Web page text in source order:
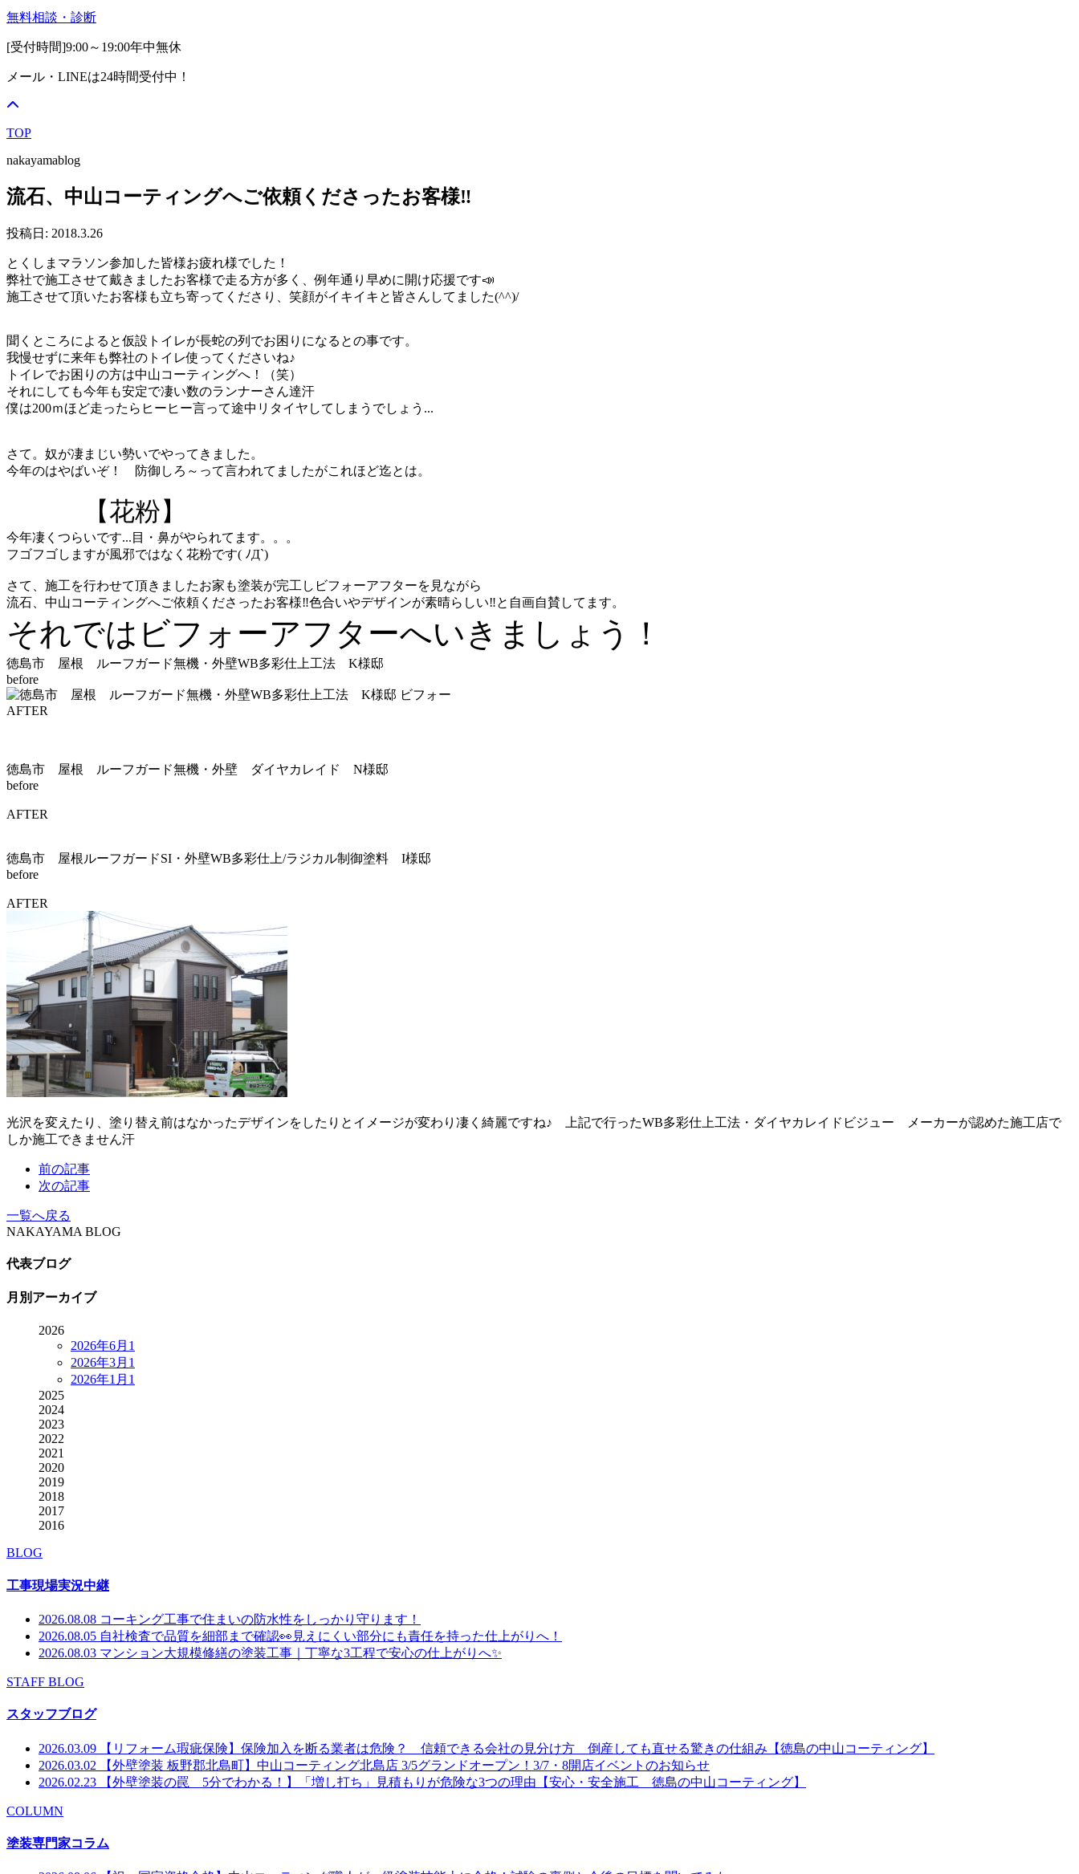
無料相談・診断
[受付時間]9:00～19:00年中無休
メール・LINEは24時間受付中！
TOP
nakayamablog
流石、中山コーティングへご依頼くださったお客様‼
投稿日: 2018.3.26
とくしまマラソン参加した皆様お疲れ様でした！
弊社で施工させて戴きましたお客様で走る方が多く、例年通り早めに開け応援です📣
施工させて頂いたお客様も立ち寄ってくださり、笑顔がイキイキと皆さんしてました(^^)/
聞くところによると仮設トイレが長蛇の列でお困りになるとの事です。
我慢せずに来年も弊社のトイレ使ってくださいね♪
トイレでお困りの方は中山コーティングへ！（笑）
それにしても今年も安定で凄い数のランナーさん達汗
僕は200ｍほど走ったらヒーヒー言って途中リタイヤしてしまうでしょう...
さて。奴が凄まじい勢いでやってきました。
今年のはやばいぞ！ 防御しろ～って言われてましたがこれほど迄とは。
【花粉】
今年凄くつらいです...目・鼻がやられてます。。。
フゴフゴしますが風邪ではなく花粉です( ﾉД`)
さて、施工を行わせて頂きましたお家も塗装が完工しビフォーアフターを見ながら
流石、中山コーティングへご依頼くださったお客様‼色合いやデザインが素晴らしい‼と自画自賛してます。
それではビフォーアフターへいきましょう！
徳島市 屋根 ルーフガード無機・外壁WB多彩仕上工法 K様邸
before
AFTER
徳島市 屋根 ルーフガード無機・外壁 ダイヤカレイド N様邸
before
AFTER
徳島市 屋根ルーフガードSI・外壁WB多彩仕上/ラジカル制御塗料 I様邸
before
AFTER
光沢を変えたり、塗り替え前はなかったデザインをしたりとイメージが変わり凄く綺麗ですね♪ 上記で行ったWB多彩仕上工法・ダイヤカレイドビジュー メーカーが認めた施工店で
しか施工できません汗
前の記事
次の記事
一覧へ戻る
NAKAYAMA BLOG
代表ブログ
月別アーカイブ
2026
2026年6月 1
2026年3月 1
2026年1月 1
2025
2024
2023
2022
2021
2020
2019
2018
2017
2016
BLOG
工事現場実況中継
2026.08.08 コーキング工事で住まいの防水性をしっかり守ります！
2026.08.05 自社検査で品質を細部まで確認👀見えにくい部分にも責任を持った仕上がりへ！
2026.08.03 マンション大規模修繕の塗装工事｜丁寧な3工程で安心の仕上がりへ✨
STAFF BLOG
スタッフブログ
2026.03.09
【リフォーム瑕疵保険】保険加入を断る業者は危険？ 信頼できる会社の見分け方 倒産しても直せる驚きの仕組み【徳島の中山コーティング】
2026.03.02
【外壁塗装 板野郡北島町】中山コーティング北島店 3/5グランドオープン！3/7・8開店イベントのお知らせ
2026.02.23
【外壁塗装の罠 5分でわかる！】「増し打ち」見積もりが危険な3つの理由【安心・安全施工 徳島の中山コーティング】
COLUMN
塗装専門家コラム